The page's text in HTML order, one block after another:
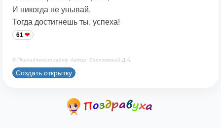
И никогда не унывай,
Тогда достигнешь ты, успеха!
61
© Принадлежит сайту. Автор: Березовский Д.А.
Создать открытку